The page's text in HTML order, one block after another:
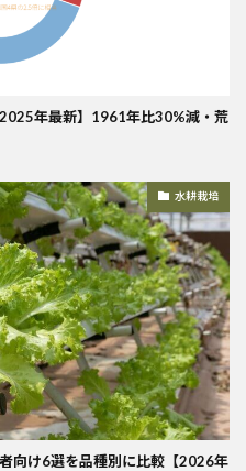
年最新】1961年比30%減・荒
水耕栽培
向け6選を品種別に比較【2026年